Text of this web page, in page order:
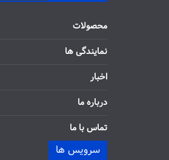
محصولات
نمایندگی ها
اخبار
درباره ما
تماس با ما
سرویس ها